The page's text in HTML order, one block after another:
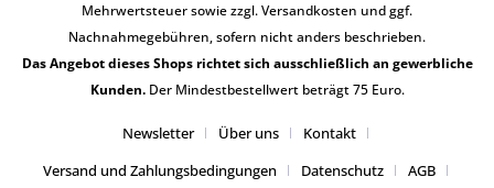
Mehrwertsteuer sowie zzgl.Versandkosten und ggf.
Nachnahmegebühren, sofern nicht anders beschrieben.
Das Angebot dieses Shops richtet sich ausschließlich an gewerbliche
Kunden.Der Mindestbestellwert beträgt 75 Euro.
Newsletter Über uns
Kontakt
Versand und Zahlungsbedingungen
Datenschutz
AGB